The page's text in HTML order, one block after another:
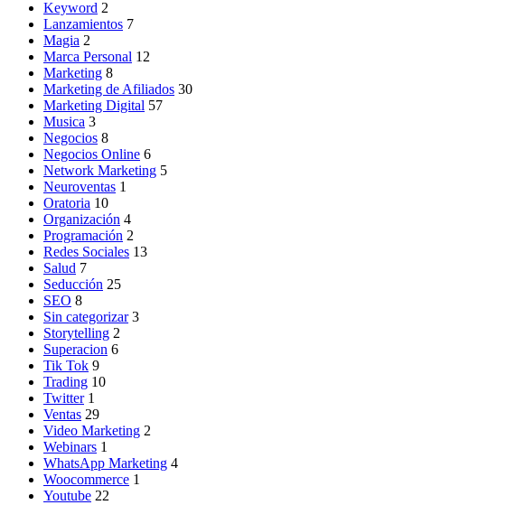
Keyword 2
Lanzamientos 7
Magia 2
Marca Personal 12
Marketing 8
Marketing de Afiliados 30
Marketing Digital 57
Musica 3
Negocios 8
Negocios Online 6
Network Marketing 5
Neuroventas 1
Oratoria 10
Organización 4
Programación 2
Redes Sociales 13
Salud 7
Seducción 25
SEO 8
Sin categorizar 3
Storytelling 2
Superacion 6
Tik Tok 9
Trading 10
Twitter 1
Ventas 29
Video Marketing 2
Webinars 1
WhatsApp Marketing 4
Woocommerce 1
Youtube 22